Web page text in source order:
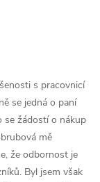
s pracovnicí
se jedná o paní
se žádostí o nákup
mě
že odbornost je
Byl jsem však